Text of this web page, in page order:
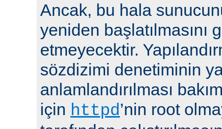
Ancak, bu hala
yeniden başlatılmasını
etmeyecektir.
sözdizimi denetiminin
anlamlandırılması
için httpd’nin root